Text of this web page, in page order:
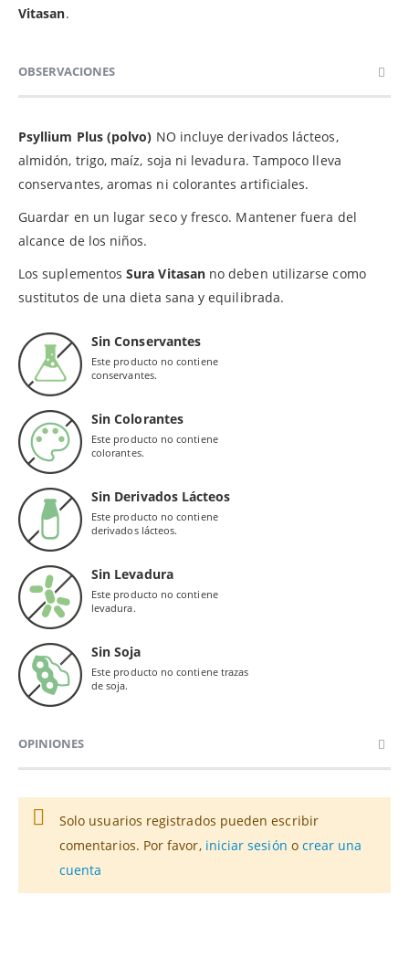
Vitasan.
OBSERVACIONES
Psyllium Plus (polvo) NO incluye derivados lácteos,
almidón, trigo, maíz, soja ni levadura. Tampoco lleva
conservantes, aromas ni colorantes artificiales.
Guardar en un lugar seco y fresco. Mantener fuera del
alcance de los niños.
Los suplementosSura Vitasanno deben utilizarse como
sustitutos de una dieta sana y equilibrada.
Sin Conservantes
Este producto no contiene
conservantes.
Sin Colorantes
Este producto no contiene
colorantes.
Sin Derivados Lácteos
Este producto no contiene
derivados lácteos.
Sin Levadura
Este producto no contiene
levadura.
Sin Soja
Este producto no contiene trazas
de soja.
OPINIONES
Solo usuarios registrados pueden escribir
comentarios. Por favor, iniciar sesión o crear una
cuenta